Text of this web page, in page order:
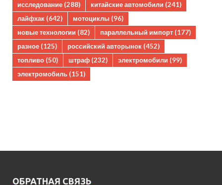
исследование (288) китайские автомобили (241)
лайфхак (642) мотоциклы (96)
новые технологии (82) параллельный импорт (177)
разное (125) российский авторынок (452)
топливо (50) штраф (232) электромобили (99)
электромобиль (151)
ОБРАТНАЯ СВЯЗЬ